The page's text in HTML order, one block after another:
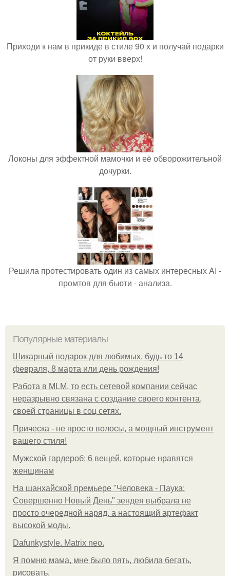
Приходи к нам в прикиде в стиле 90 х и получай подарки
от руки вверх!
Локоны для эффектной мамочки и её обворожительной
дочурки.
Решила протестировать один из самых интересных AI -
промтов для бьюти - анализа.
Популярные материалы
Шикарный подарок для любимых, будь то 14
февраля, 8 марта или день рождения!
Работа в MLM, то есть сетевой компании сейчас
неразрывно связана с создание своего контента,
своей страницы в соц сетях.
Прическа - не просто волосы, а мощный инструмент
вашего стиля!
Мужской гардероб: 6 вещей, которые нравятся
женщинам
На шанхайской премьере "Человека - Паука:
Совершенно Новый День" зендея выбрала не
просто очередной наряд, а настоящий артефакт
высокой моды.
Dafunkystyle. Matrix neo.
Я помню мама, мне было пять, любила бегать,
рисовать.